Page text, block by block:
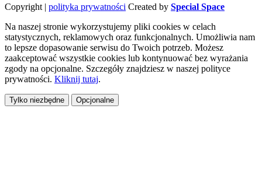
Copyright | polityka prywatności Created by Special Space
Na naszej stronie wykorzystujemy pliki cookies w celach
statystycznych, reklamowych oraz funkcjonalnych. Umożliwia nam
to lepsze dopasowanie serwisu do Twoich potrzeb. Możesz
zaakceptować wszystkie cookies lub kontynuować bez wyrażania
zgody na opcjonalne. Szczegóły znajdziesz w naszej polityce
prywatności. Kliknij tutaj.
Tylko niezbędne Opcjonalne